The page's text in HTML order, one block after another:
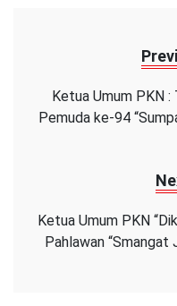
Ketua Umum PKN :
Pemuda ke-94
Ketua Umum PKN
Pahlawan “Smangat